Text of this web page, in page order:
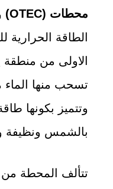
محطات (OTEC)
الطاقة
تسحب منها الماء من
بالشمس ونظيفة
تتألف المحطة من